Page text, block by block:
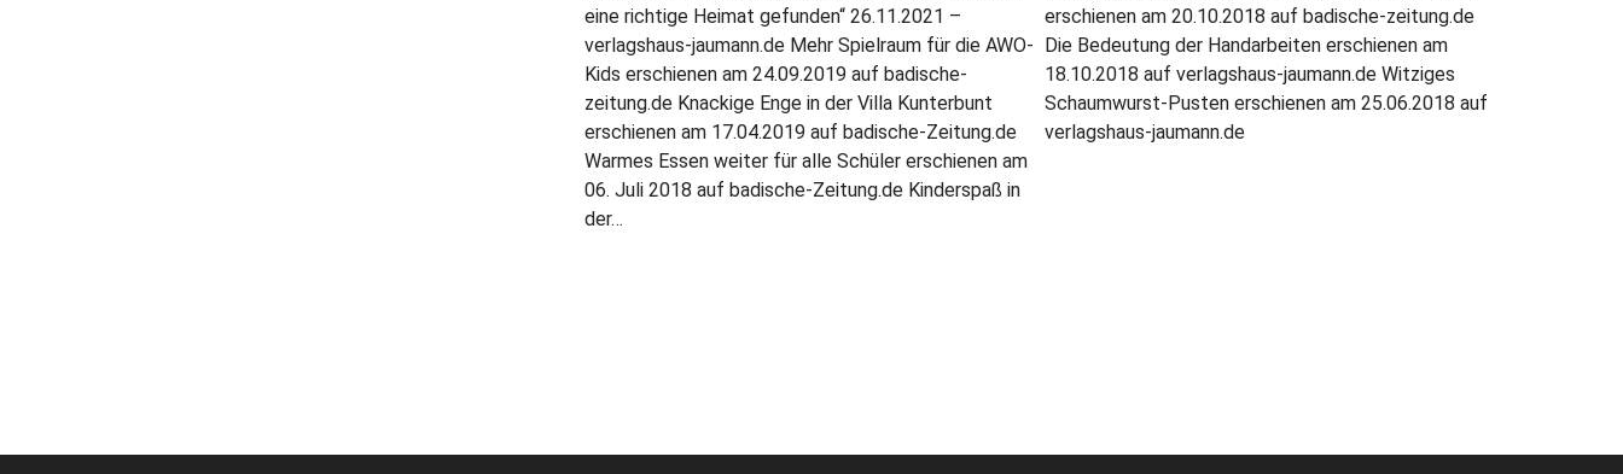
eine richtige Heimat gefunden“ 26.11.2021 –
verlagshaus-jaumann.de Mehr Spielraum für die AWO-
Kids erschienen am 24.09.2019 auf badische-
zeitung.de Knackige Enge in der Villa Kunterbunt
erschienen am 17.04.2019 auf badische-Zeitung.de
Warmes Essen weiter für alle Schüler erschienen am
06. Juli 2018 auf badische-Zeitung.de Kinderspaß in
der…
erschienen am 20.10.2018 auf badische-zeitung.de
Die Bedeutung der Handarbeiten erschienen am
18.10.2018 auf verlagshaus-jaumann.de Witziges
Schaumwurst-Pusten erschienen am 25.06.2018 auf
verlagshaus-jaumann.de